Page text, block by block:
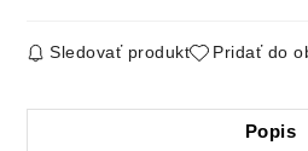
Sledovať produkt Pridať do
Popis